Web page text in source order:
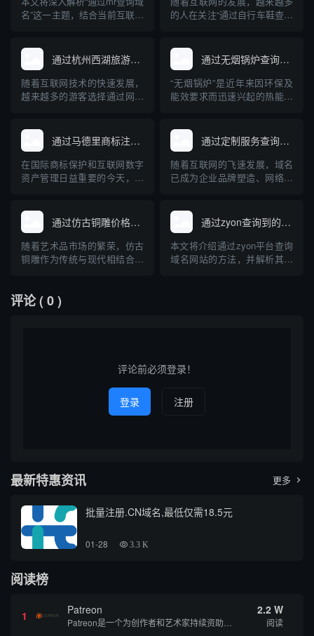
名”这一主题，结合当前互联网
Relay）在域名解析中的实际
用途和常见方法，并介绍相关
的专业工具与操作步骤。文章
内容兼顾理论与实操，旨在帮
的人在关注“通过自行车鞋查询
标识，更牵扯到企业品牌建
设、电子商务及网络安全等多
重维度。本文将系统科普通过
自行车鞋查询域名的实际含
通过杭州西湖旅游查询域名
随着互联网技术的快速发展，
越来越多的游客选择通过网络
富的旅游信息资源。本文将介
绍如何通过互联网查询杭州西
湖的旅游相关域名，并为游客
合理规划出行提供专业的指导
通过无烟锅炉查询到的域名网站
“无烟锅炉”是近年来因环保及
能效要求而迅速兴起的热能设
网查询、比较各种无烟锅炉产
品和品牌。本文介绍了与无烟
锅炉相关的主要专业网站及其
特点，并针对无烟锅炉的原
通过马德里商标注册查询域名
在国际商标保护和互联网数字
资产管理日益重要的今天，企
商标注册体系查询域名，是品
牌全球布局和防止知识产权纠
纷的重要一环。本文介绍了马
德里商标注册的基本流程、与
通过定制服务查询域名
随着互联网的飞速发展，域名
已成为企业品牌塑造、网络入
需求和复杂的市场“抢注”环
境，传统的域名查询方式正逐
渐暴露出局限性。相比之下，
基于大数据和多样化需求定制
通过仿古铜雕价格查询域名
随着艺术品市场的繁荣，仿古
铜雕作为传统与现代相结合的
入手仿古铜雕的人来说，了解
其市场价格及相关查询方式变
通过zyon查询到的域名网站
本文将介绍通过zyon平台查询
域名网站的方法，并解析其背
的角...
评论( 0 )
评论前必须登录！
登录 注册
最新特惠资讯 更多 
批量注册.CN域名,最低仅需18.5元
01-28 3.3 K
阅读榜
1 Patreon 2.2 W
阅读